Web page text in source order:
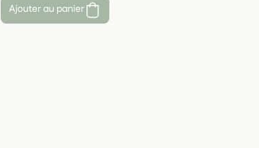
Ajouter au panier